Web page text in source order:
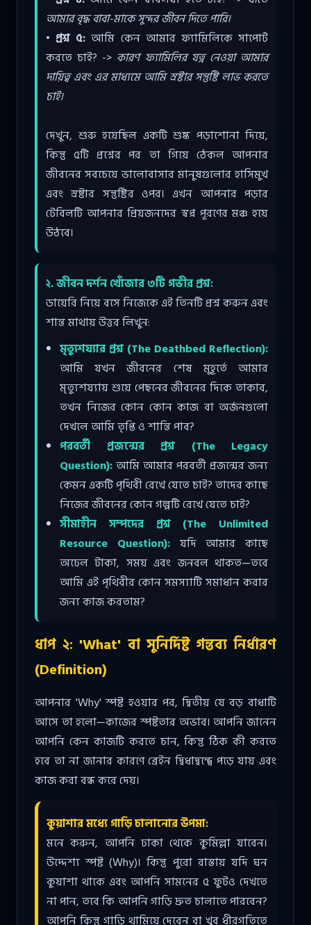
আমার বৃদ্ধ বাবা-মাকে সুন্দর জীবন দিতে পারি।
• প্রশ্ন ৫: আমি কেন আমার ফ্যামিলিকে সাপোর্ট
করতে চাই? -> কারণ ফ্যামিলির যত্ন নেওয়া আমার
দায়িত্ব এবং এর মাধ্যমে আমি স্রষ্টার সন্তুষ্টি লাভ করতে
চাই।
দেখুন, শুরু হয়েছিল একটি শুষ্ক পড়াশোনা দিয়ে,
কিন্তু ৫টি প্রশ্নের পর তা গিয়ে ঠেকল আপনার
জীবনের সবচেয়ে ভালোবাসার মানুষগুলোর হাসিমুখ
এবং স্রষ্টার সন্তুষ্টির ওপর। এখন আপনার পড়ার
টেবিলটি আপনার প্রিয়জনদের স্বপ্ন পূরণের মঞ্চ হয়ে
উঠবে।
২. জীবন দর্শন খোঁজার ৩টি গভীর প্রশ্ন:
ডায়েরি নিয়ে বসে নিজেকে এই তিনটি প্রশ্ন করুন এবং
শান্ত মাথায় উত্তর লিখুন:
মৃত্যুশয্যার প্রশ্ন (The Deathbed Reflection):
আমি যখন জীবনের শেষ মুহূর্তে আমার
মৃত্যুশয্যায় শুয়ে পেছনের জীবনের দিকে তাকাব,
তখন নিজের কোন কোন কাজ বা অর্জনগুলো
দেখলে আমি তৃপ্তি ও শান্তি পাব?
পরবর্তী প্রজন্মের প্রশ্ন (The Legacy
Question):আমি আমার পরবর্তী প্রজন্মের জন্য
কেমন একটি পৃথিবী রেখে যেতে চাই? তাদের কাছে
নিজের জীবনের কোন গল্পটি রেখে যেতে চাই?
সীমাহীন সম্পদের প্রশ্ন (The Unlimited
Resource Question):যদি আমার কাছে
অঢেল টাকা, সময় এবং জনবল থাকত—তবে
আমি এই পৃথিবীর কোন সমস্যাটি সমাধান করার
জন্য কাজ করতাম?
ধাপ ২: 'What' বা সুনির্দিষ্ট গন্তব্য নির্ধারণ
(Definition)
আপনার 'Why' স্পষ্ট হওয়ার পর, দ্বিতীয় যে বড় বাধাটি
আসে তা হলো—কাজের স্পষ্টতার অভাব। আপনি জানেন
আপনি কেন কাজটি করতে চান, কিন্তু ঠিক কী করতে
হবে তা না জানার কারণে ব্রেইন দ্বিধাদ্বন্দ্বে পড়ে যায় এবং
কাজ করা বন্ধ করে দেয়।
কুয়াশার মধ্যে গাড়ি চালানোর উপমা:
মনে করুন, আপনি ঢাকা থেকে কুমিল্লা যাবেন।
উদ্দেশ্য স্পষ্ট (Why)। কিন্তু পুরো রাস্তায় যদি ঘন
কুয়াশা থাকে এবং আপনি সামনের ৫ ফুটও দেখতে
না পান, তবে কি আপনি গাড়ি দ্রুত চালাতে পারবেন?
আপনি কিন্তু গাড়ি থামিয়ে দেবেন বা খুব ধীরগতিতে